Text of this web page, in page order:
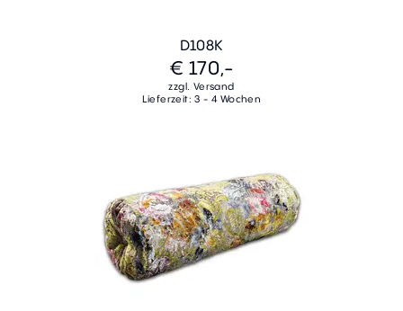
D108K
€ 170,-
zzgl. Versand
Lieferzeit: 3 - 4 Wochen